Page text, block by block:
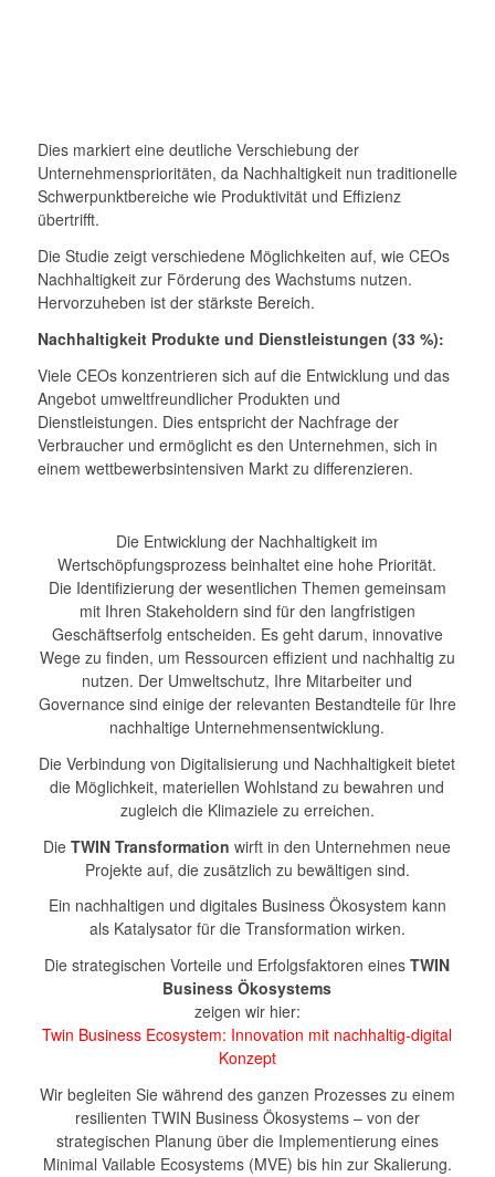
Dies markiert eine deutliche Verschiebung der
Unternehmensprioritäten, da Nachhaltigkeit nun traditionelle
Schwerpunktbereiche wie Produktivität und Effizienz
übertrifft.
Die Studie zeigt verschiedene Möglichkeiten auf, wie CEOs
Nachhaltigkeit zur Förderung des Wachstums nutzen.
Hervorzuheben ist der stärkste Bereich.
Nachhaltigkeit Produkte und Dienstleistungen (33 %):
Viele CEOs konzentrieren sich auf die Entwicklung und das
Angebot umweltfreundlicher Produkten und
Dienstleistungen. Dies entspricht der Nachfrage der
Verbraucher und ermöglicht es den Unternehmen, sich in
einem wettbewerbsintensiven Markt zu differenzieren.
Die Entwicklung der Nachhaltigkeit im
Wertschöpfungsprozess beinhaltet eine hohe Priorität.
Die Identifizierung der wesentlichen Themen gemeinsam
mit Ihren Stakeholdern sind für den langfristigen
Geschäftserfolg entscheiden. Es geht darum, innovative
Wege zu finden, um Ressourcen effizient und nachhaltig zu
nutzen. Der Umweltschutz, Ihre Mitarbeiter und
Governance sind einige der relevanten Bestandteile für Ihre
nachhaltige Unternehmensentwicklung.
Die Verbindung von Digitalisierung und Nachhaltigkeit bietet
die Möglichkeit, materiellen Wohlstand zu bewahren und
zugleich die Klimaziele zu erreichen.
DieTWIN Transformation wirft in den Unternehmen neue
Projekte auf, die zusätzlich zu bewältigen sind.
Ein nachhaltigen und digitales Business Ökosystem kann
als Katalysator für die Transformation wirken.
Die strategischen Vorteile und Erfolgsfaktoren einesTWIN
Business Ökosystems
zeigen wir hier:
Twin Business Ecosystem: Innovation mit nachhaltig-digital
Konzept
Wir begleiten Sie während des ganzen Prozesses zu einem
resilienten TWIN Business Ökosystems – von der
strategischen Planung über die Implementierung eines
Minimal Vailable Ecosystems (MVE) bis hin zur Skalierung.